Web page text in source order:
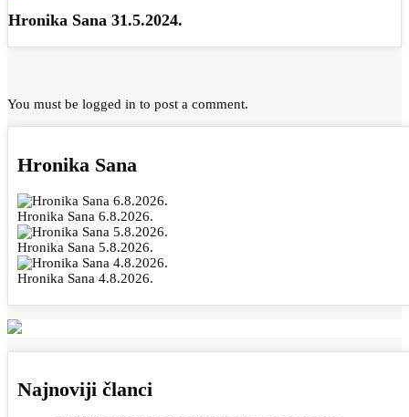
Hronika Sana 31.5.2024.
You must be logged in to post a comment.
Hronika Sana
Hronika Sana 6.8.2026.
Hronika Sana 5.8.2026.
Hronika Sana 4.8.2026.
Najnoviji članci